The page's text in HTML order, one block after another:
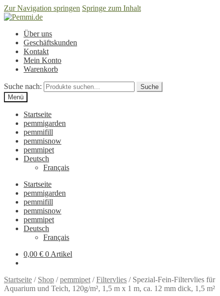
Zur Navigation springen Springe zum Inhalt
Über uns
Geschäftskunden
Kontakt
Mein Konto
Warenkorb
Suche nach:
Suche
Menü
Startseite
pemmigarden
pemmifill
pemmisnow
pemmipet
Deutsch
Français
Startseite
pemmigarden
pemmifill
pemmisnow
pemmipet
Deutsch
Français
0,00 € 0 Artikel
Startseite / Shop /pemmipet /Filtervlies / Spezial-Fein-Filtervlies für
Aquarium und Teich, 120g/m², 1,5 m x 1 m, ca. 12 mm dick, 1,5 m²